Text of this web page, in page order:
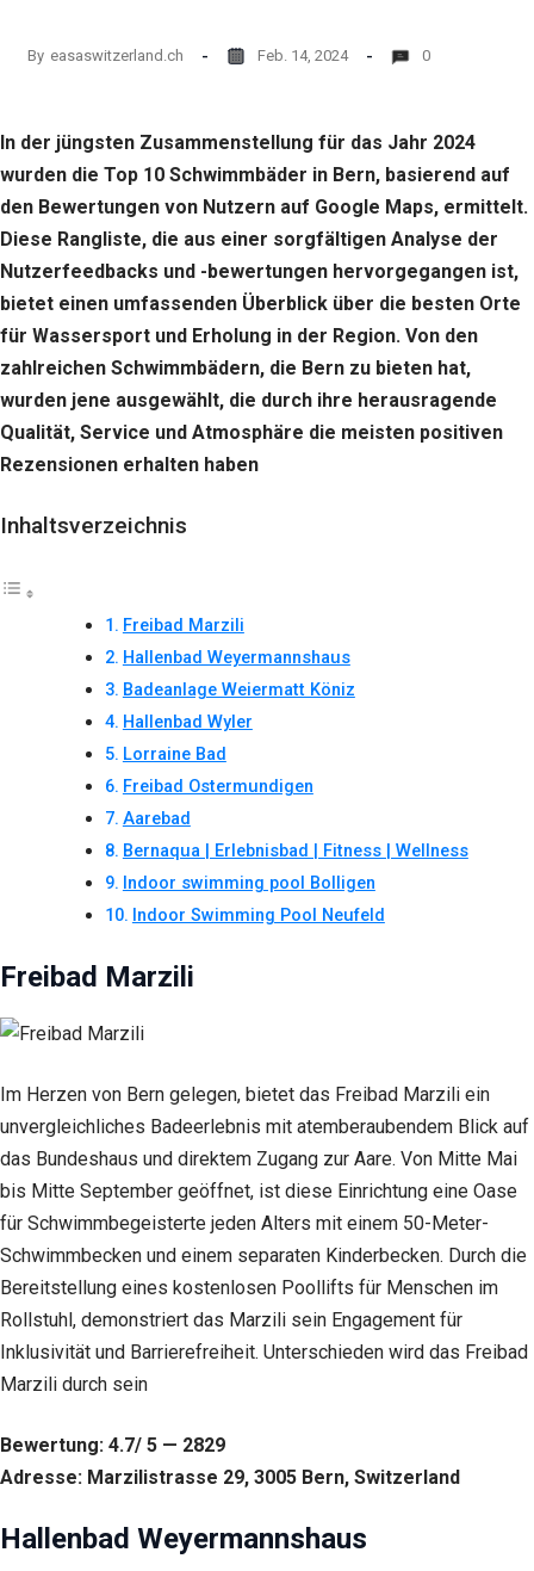
By easaswitzerland.ch Feb. 14, 2024 0
In der jüngsten Zusammenstellung für das Jahr 2024
wurden die Top 10 Schwimmbäder in Bern, basierend auf
den Bewertungen von Nutzern auf Google Maps, ermittelt.
Diese Rangliste, die aus einer sorgfältigen Analyse der
Nutzerfeedbacks und -bewertungen hervorgegangen ist,
bietet einen umfassenden Überblick über die besten Orte
für Wassersport und Erholung in der Region. Von den
zahlreichen Schwimmbädern, die Bern zu bieten hat,
wurden jene ausgewählt, die durch ihre herausragende
Qualität, Service und Atmosphäre die meisten positiven
Rezensionen erhalten haben
Inhaltsverzeichnis
Freibad Marzili
Hallenbad Weyermannshaus
Badeanlage Weiermatt Köniz
Hallenbad Wyler
Lorraine Bad
Freibad Ostermundigen
Aarebad
Bernaqua | Erlebnisbad | Fitness | Wellness
Indoor swimming pool Bolligen
Indoor Swimming Pool Neufeld
Freibad Marzili
Im Herzen von Bern gelegen, bietet das Freibad Marzili ein
unvergleichliches Badeerlebnis mit atemberaubendem Blick auf
das Bundeshaus und direktem Zugang zur Aare. Von Mitte Mai
bis Mitte September geöffnet, ist diese Einrichtung eine Oase
für Schwimmbegeisterte jeden Alters mit einem 50-Meter-
Schwimmbecken und einem separaten Kinderbecken. Durch die
Bereitstellung eines kostenlosen Poollifts für Menschen im
Rollstuhl, demonstriert das Marzili sein Engagement für
Inklusivität und Barrierefreiheit. Unterschieden wird das Freibad
Marzili durch sein
Bewertung: 4.7/ 5 — 2829
Adresse: Marzilistrasse 29, 3005 Bern, Switzerland
Hallenbad Weyermannshaus